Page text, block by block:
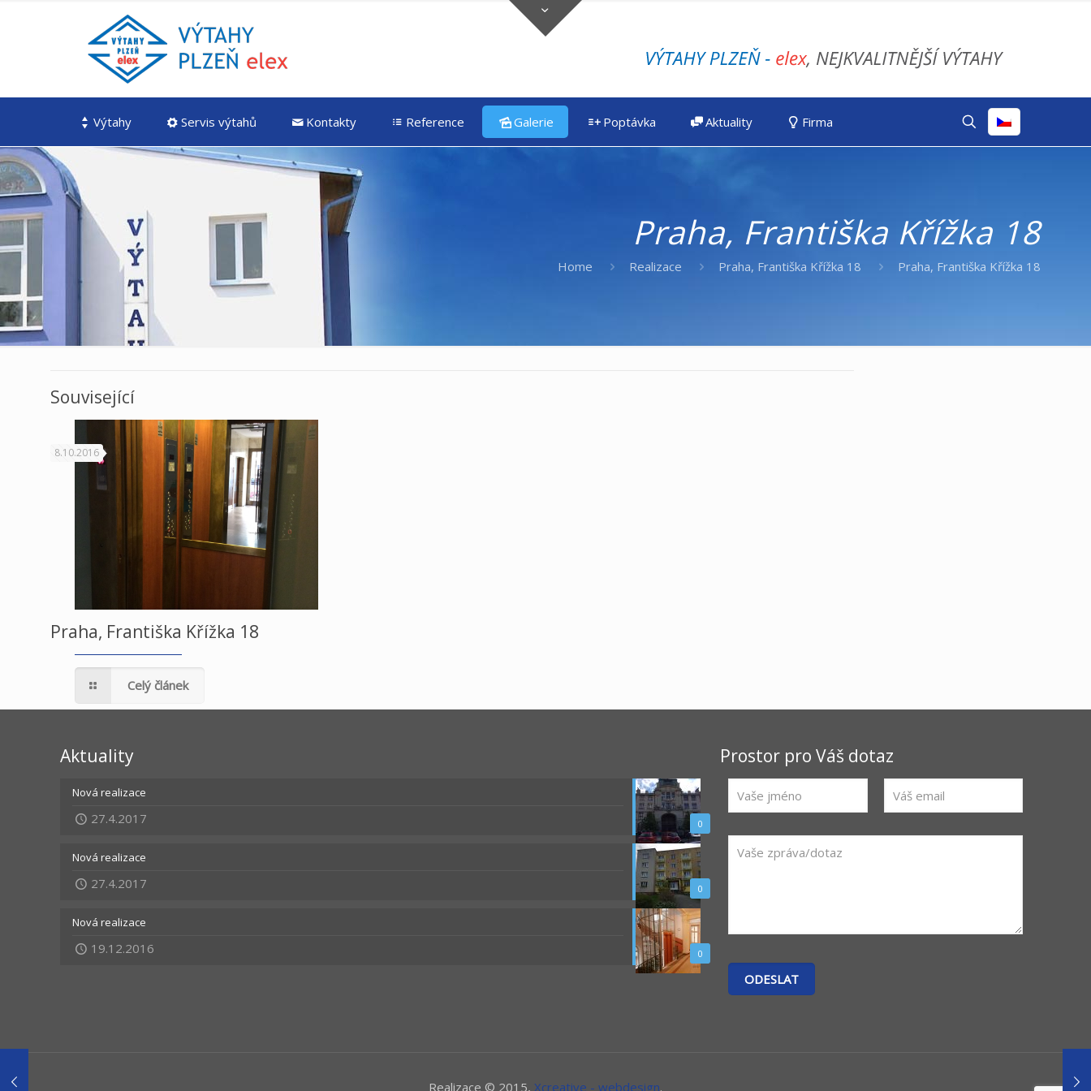
Výtahy Servis výtahů Kontakty Reference Galerie Poptávka Aktuality Firma
Praha, Františka Křížka 18
Home Realizace Praha, Františka Křížka 18 Praha, Františka Křížka 18
Související
8.10.2016
Praha, Františka Křížka 18
Celý článek
Aktuality
0
Nová realizace
27.4.2017
0
Nová realizace
27.4.2017
0
Nová realizace
19.12.2016
Prostor pro Váš dotaz
Realizace © 2015, Xcreative - webdesign.